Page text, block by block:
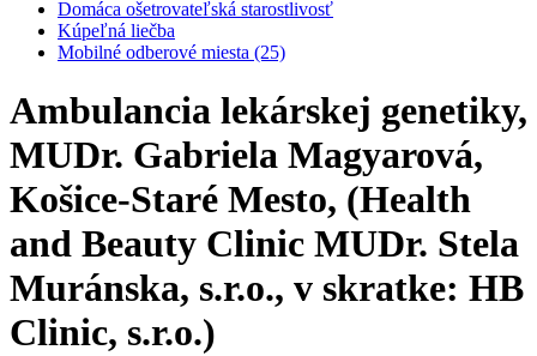
Domáca ošetrovateľská starostlivosť
Kúpeľná liečba
Mobilné odberové miesta (25)
Ambulancia lekárskej genetiky,
MUDr. Gabriela Magyarová,
Košice-Staré Mesto, (Health
and Beauty Clinic MUDr. Stela
Muránska, s.r.o., v skratke: HB
Clinic, s.r.o.)